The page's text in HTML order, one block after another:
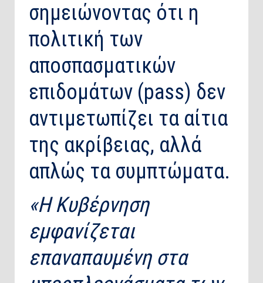
σημειώνοντας ότι η
πολιτική των
αποσπασματικών
επιδομάτων (pass) δεν
αντιμετωπίζει τα αίτια
της ακρίβειας, αλλά
απλώς τα συμπτώματα.
«Η Κυβέρνηση
εμφανίζεται
επαναπαυμένη στα